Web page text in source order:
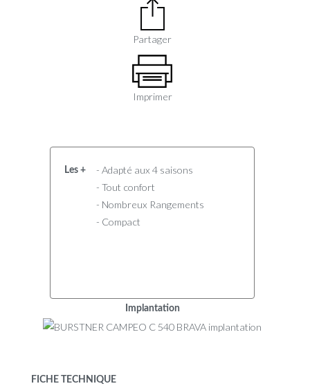
Partager
Imprimer
Les +
- Adapté aux 4 saisons
- Tout confort
- Nombreux Rangements
- Compact
Implantation
FICHE TECHNIQUE